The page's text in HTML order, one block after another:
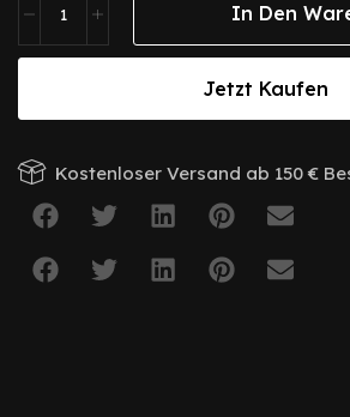
In Den
Jetzt Kaufen
Kostenloser Versand ab 150 €